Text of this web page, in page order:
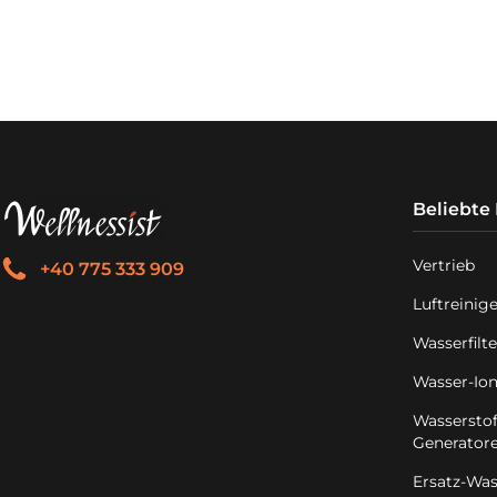
+40 775 333 909
Beliebte
Vertrieb
Wasser-
Ersatz-